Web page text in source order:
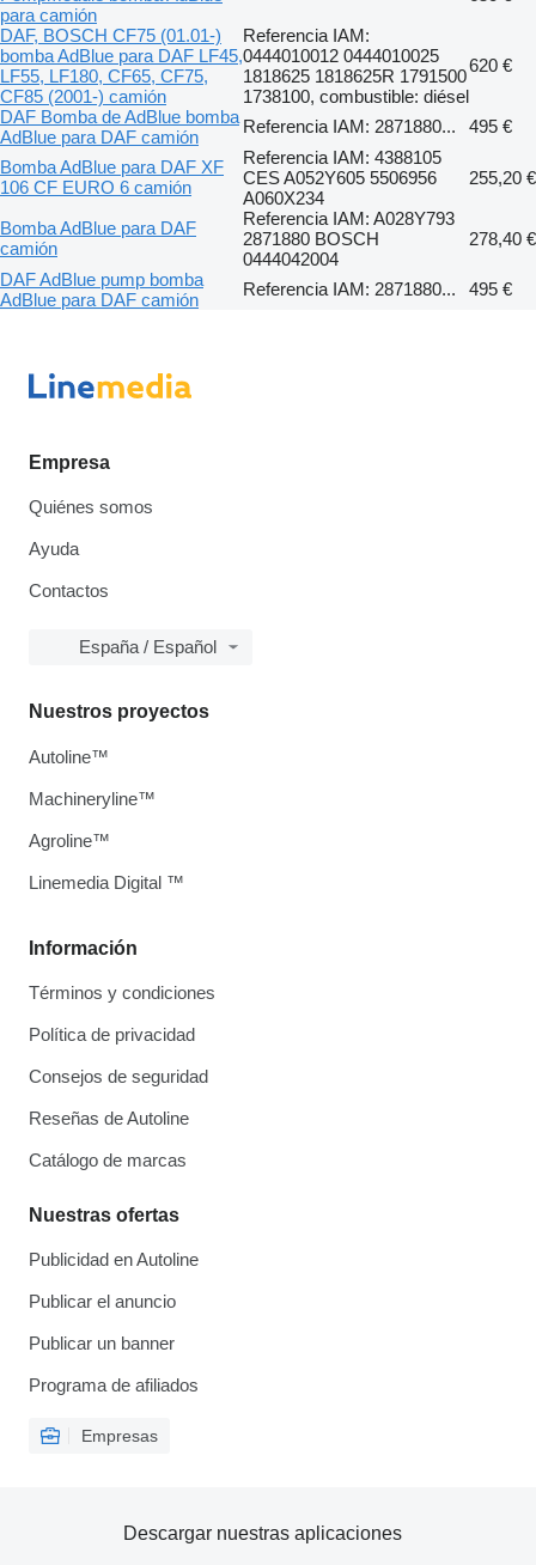
para camión
DAF, BOSCH CF75 (01.01-)
bomba AdBlue para DAF LF45,
LF55, LF180, CF65, CF75,
CF85 (2001-) camión
Referencia IAM:
0444010012 0444010025
1818625 1818625R 1791500
1738100, combustible: diésel
620 €
DAF Bomba de AdBlue bomba
AdBlue para DAF camión
Referencia IAM: 2871880...
495 €
Bomba AdBlue para DAF XF
106 CF EURO 6 camión
Referencia IAM: 4388105
CES A052Y605 5506956
A060X234
255,20 €
Bomba AdBlue para DAF
camión
Referencia IAM: A028Y793
2871880 BOSCH
0444042004
278,40 €
DAF AdBlue pump bomba
AdBlue para DAF camión
Referencia IAM: 2871880... 495 €
Empresa
Quiénes somos
Ayuda
Contactos
España / Español
Información
Términos y condiciones
Política de privacidad
Consejos de seguridad
Reseñas de Autoline
Catálogo de marcas
Nuestras ofertas
Publicidad en Autoline
Publicar el anuncio
Publicar un banner
Programa de afiliados
Empresas
Nuestros proyectos
Autoline™
Machineryline™
Agroline™
Linemedia Digital ™
Descargar nuestras aplicaciones